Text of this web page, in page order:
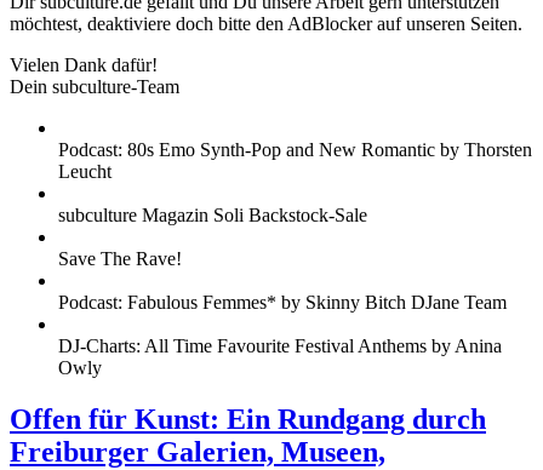
möchtest, deaktiviere doch bitte den AdBlocker auf unseren Seiten.
Vielen Dank dafür!
Dein subculture-Team
Podcast: 80s Emo Synth-Pop and New Romantic by Thorsten
Leucht
subculture Magazin Soli Backstock-Sale
Save The Rave!
Podcast: Fabulous Femmes* by Skinny Bitch DJane Team
DJ-Charts: All Time Favourite Festival Anthems by Anina
Owly
Offen für Kunst: Ein Rundgang durch
Freiburger Galerien, Museen,